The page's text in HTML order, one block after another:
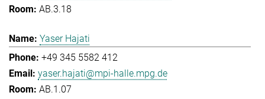
AB.3.18
Yaser Hajati
+49 345 5582 412
yaser.hajati@mpi-halle.mpg.de
AB.1.07